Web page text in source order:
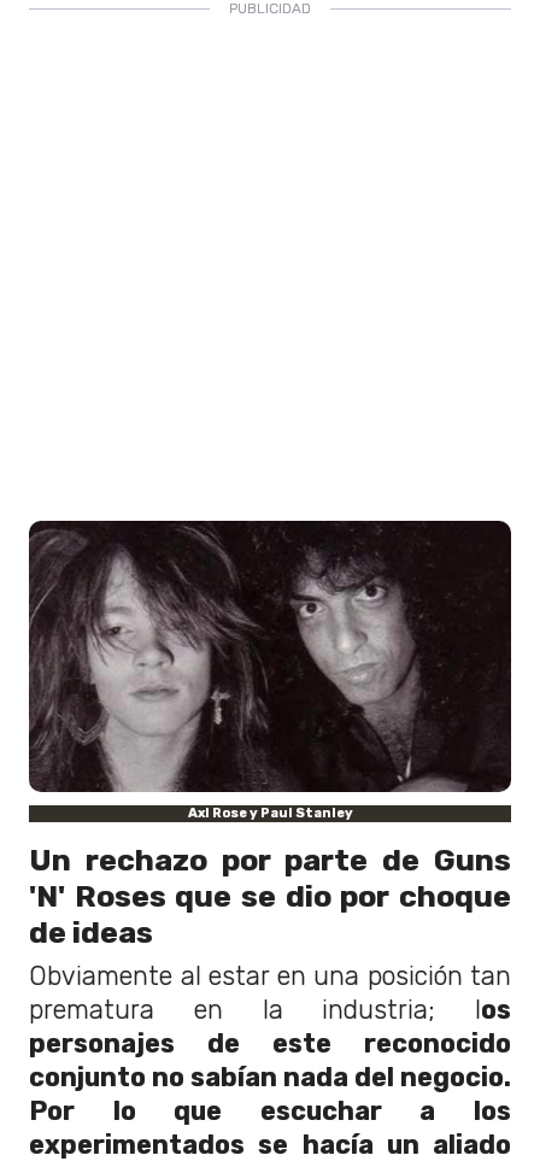
Axl Rose y Paul Stanley
Un rechazo por parte de Guns
'N' Roses que se dio por choque
de ideas
Obviamente al estar en una posición tan
prematura en la industria; los
personajes de este reconocido
conjunto no sabían nada del negocio.
Por lo que escuchar a los
experimentados se hacía un aliado